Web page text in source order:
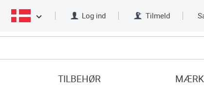
Log ind Tilmeld
TILBEHØR